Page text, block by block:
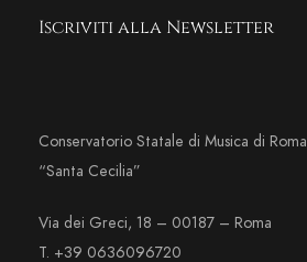
Iscriviti alla Newsletter
Conservatorio Statale di Musica di Roma
“Santa Cecilia”
Via dei Greci, 18 – 00187 – Roma
T. +39 0636096720